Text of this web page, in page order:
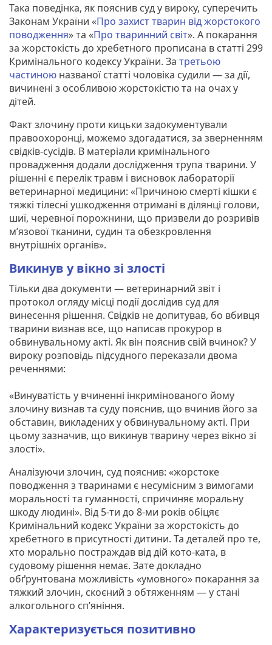
Така поведінка, як пояснив суд у вироку, суперечить
Законам України «Про захист тварин від жорстокого
поводження» та «Про тваринний світ». А покарання
за жорстокість до хребетного прописана в статті 299
Кримінального кодексу України. За третьою
частиною названої статті чоловіка судили — за дії,
вичинені з особливою жорстокістю та на очах у
дітей.
Факт злочину проти кицьки задокументували
правоохоронці, можемо здогадатися, за зверненням
свідків-сусідів. В матеріали кримінального
провадження додали дослідження трупа тварини. У
рішенні є перелік травм і висновок лабораторії
ветеринарної медицини: «Причиною смерті кішки є
тяжкі тілесні ушкодження отримані в ділянці голови,
шиї, черевної порожнини, що призвели до розривів
м’язової тканини, судин та обезкровлення
внутрішніх органів».
Викинув у вікно зі злості
Тільки два документи — ветеринарний звіт і
протокол огляду місці події дослідив суд для
винесення рішення. Свідків не допитував, бо вбивця
тварини визнав все, що написав прокурор в
обвинувальному акті. Як він пояснив свій вчинок? У
вироку розповідь підсудного переказали двома
реченнями:
«Винуватість у вчиненні інкримінованого йому
злочину визнав та суду пояснив, що вчинив його за
обставин, викладених у обвинувальному акті. При
цьому зазначив, що викинув тварину через вікно зі
злості».
Аналізуючи злочин, суд пояснив: «жорстоке
поводження з тваринами є несумісним з вимогами
моральності та гуманності, спричиняє моральну
шкоду людині». Від 5-ти до 8-ми років обіцяє
Кримінальний кодекс України за жорстокість до
хребетного в присутності дитини. Та деталей про те,
хто морально постраждав від дій кото-ката, в
судовому рішення немає. Зате докладно
обґрунтована можливість «умовного» покарання за
тяжкий злочин, скоєний з обтяженням — у стані
алкогольного сп’яніння.
Характеризується позитивно